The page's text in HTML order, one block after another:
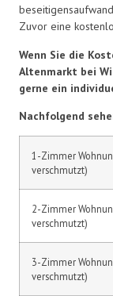
Zuvor eine
Wenn Sie die
Altenmarkt bei
gerne ein
Nachfolgend
1-Zimmer
verschmutzt)
2-Zimmer
verschmutzt)
3-Zimmer
verschmutzt)